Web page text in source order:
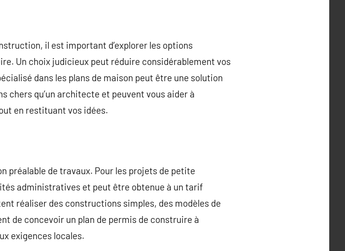
il est important d’explorer les options
Un choix judicieux peut réduire considérablement vos
dans les plans de maison peut être une solution
chers qu’un architecte et peuvent vous aider à
en restituant vos idées.
préalable de travaux. Pour les projets de petite
administratives et peut être obtenue à un tarif
réaliser des constructions simples, des modèles de
de concevoir un plan de permis de construire à
exigences locales.